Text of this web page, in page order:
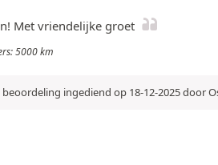
Met vriendelijke groet
5000 km
ingediend op 18-12-2025 door